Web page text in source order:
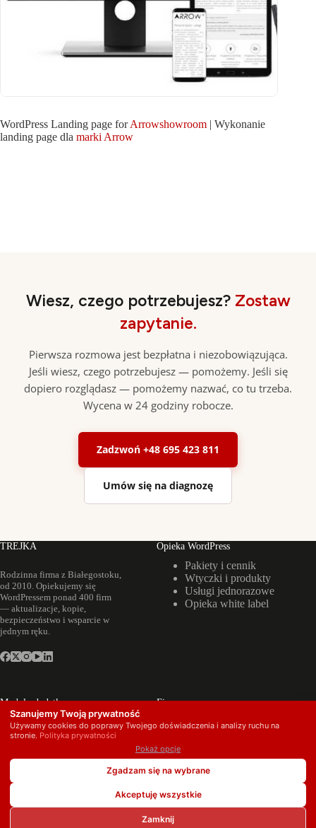
WordPress Landing page forArrowshowroom | Wykonanie
landing page dla marki Arrow
Wiesz, czego potrzebujesz? Zostaw
zapytanie.
Pierwsza rozmowa jest bezpłatna i niezobowiązująca.
Jeśli wiesz, czego potrzebujesz — pomożemy. Jeśli się
dopiero rozglądasz — pomożemy nazwać, co tu trzeba.
Wycena w 24 godziny robocze.
Zadzwoń +48 695 423 811
Umów się na diagnozę
TREJKA
Rodzinna firma z Białegostoku,
od 2010. Opiekujemy się
WordPressem ponad 400 firm
— aktualizacje, kopie,
bezpieczeństwo i wsparcie w
jednym ręku.
Opieka WordPress
Pakiety i cennik
Wtyczki i produkty
Usługi jednorazowe
Opieka white label
Moduły dodatkowe
Backup poczty
firmowej
SEO
Firma
Realizacje
Copyright © 2026 TREJKA · ul. Moniuszki 31a, 15-192
Białystok · NIP 9662085626 · KRS 0000423570
Szanujemy Twoją prywatność
Używamy cookies do poprawy Twojego doświadczenia i analizy ruchu na
stronie. Polityka prywatności
Pokaż opcje
Zgadzam się na wybrane
Akceptuję wszystkie
Zamknij